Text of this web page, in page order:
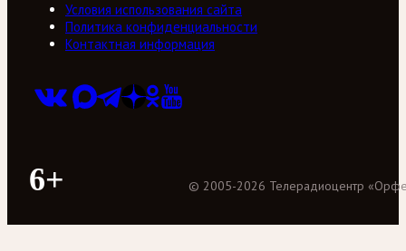
Условия использования сайта
Политика конфиденциальности
Контактная информация
6+ © 2005-2026 Телерадиоцентр